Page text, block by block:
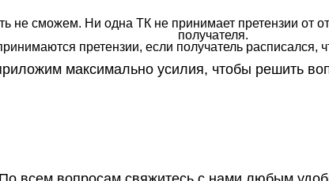
не сможем. Ни одна ТК не принимает претензии от
получателя.
претензии, если получатель расписался,
максимально усилия, чтобы решить